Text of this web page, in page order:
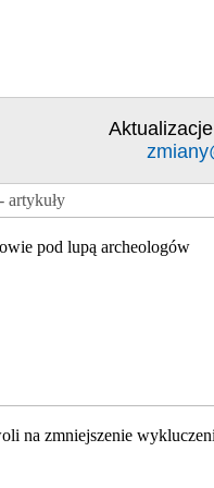
artykuły
pod lupą archeologów
na zmniejszenie